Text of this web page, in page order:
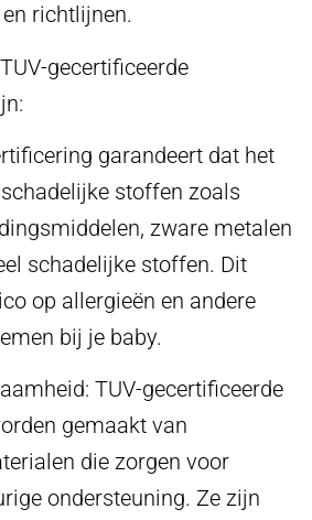
richtlijnen.
gecertificeerde
garandeert dat het
stoffen zoals
zware metalen
schadelijke stoffen. Dit
op allergieën en andere
bij je baby.
TUV-gecertificeerde
gemaakt van
die zorgen voor
ondersteuning. Ze zijn